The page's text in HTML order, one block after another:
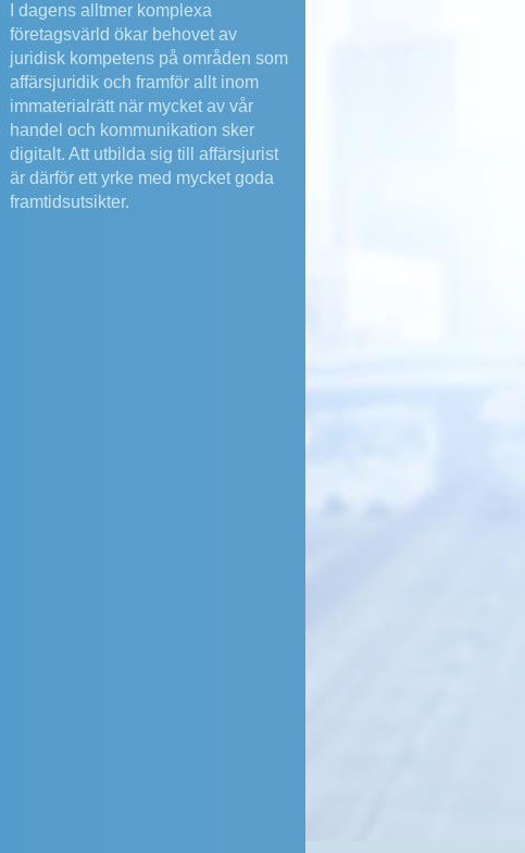
I dagens alltmer komplexa
företagsvärld ökar behovet av
juridisk kompetens på områden som
affärsjuridik och framför allt inom
immaterialrätt när mycket av vår
handel och kommunikation sker
digitalt. Att utbilda sig till affärsjurist
är därför ett yrke med mycket goda
framtidsutsikter.